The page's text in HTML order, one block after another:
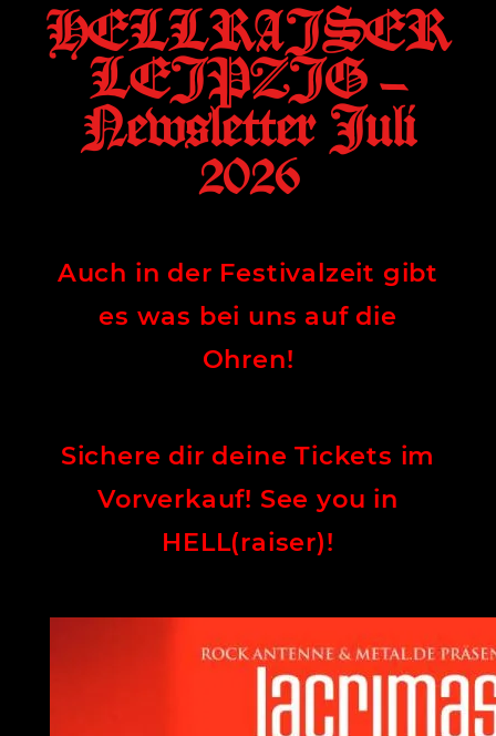
HELLRAISER
LEIPZIG –
Newsletter Juli
2026
Auch in der Festivalzeit gibt
es was bei uns auf die
Ohren!
Sichere dir deine Tickets im
Vorverkauf! See you in
HELL(raiser)!